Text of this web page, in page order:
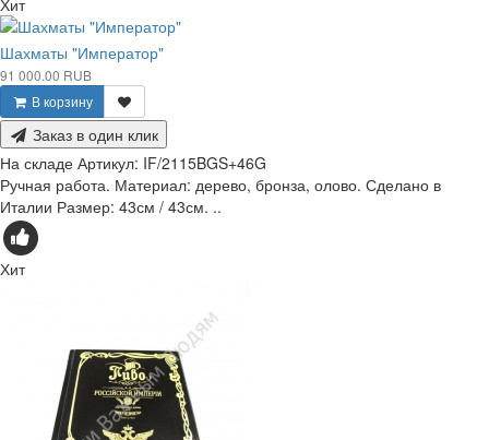
Шахматы "Император"
91 000.00 RUB
В корзину
Заказ в один клик
На складе Артикул: IF/2115BGS+46G
Ручная работа. Материал: дерево, бронза, олово. Сделано в
Италии Размер: 43см / 43см. ..
Хит